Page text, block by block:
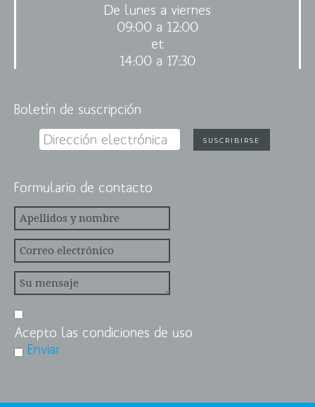
De lunes a viernes
09:00 a 12:00
et
14:00 a 17:30
Boletín de suscripción
Formulario de contacto
Acepto las condiciones de uso
Enviar